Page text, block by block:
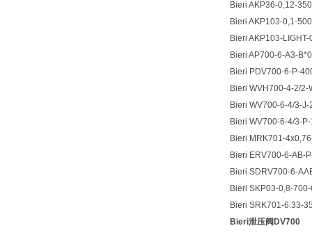
Bieri AKP36-0,12-
Bieri AKP103-0,1-
Bieri AKP103-
Bieri AP700-6-A3-
Bieri PDV700-6-P-
Bieri WVH700-4-2/2-
Bieri WV700-6-4/3-
Bieri WV700-6-4/3-
Bieri MRK701-
Bieri ERV700-6-AB-
Bieri SDRV700-6-
Bieri SKP03-0,8-
Bieri SRK701-6.33-
Bieri泄压阀DV700